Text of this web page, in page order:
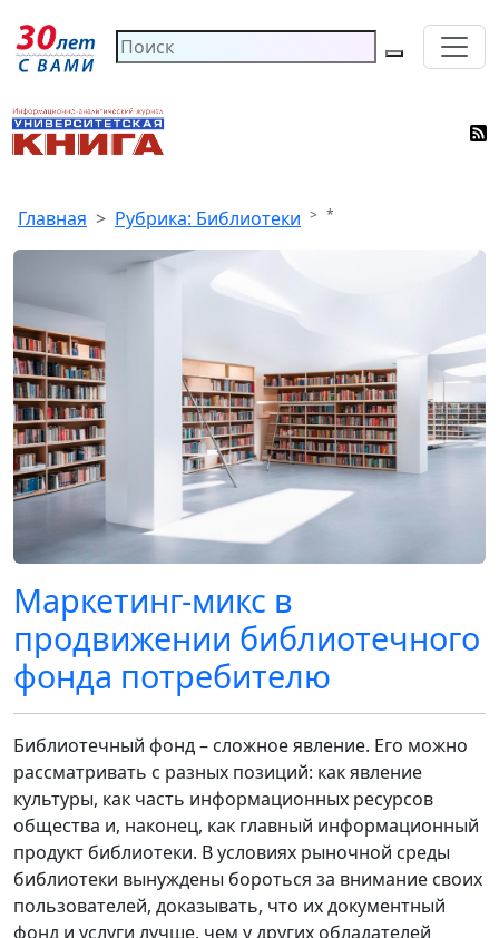
Главная Рубрика: Библиотеки *
Маркетинг-микс в
продвижении библиотечного
фонда потребителю
Библиотечный фонд – сложное явление. Его можно
рассматривать с разных позиций: как явление
культуры, как часть информационных ресурсов
общества и, наконец, как главный информационный
продукт библиотеки. В условиях рыночной среды
библиотеки вынуждены бороться за внимание своих
пользователей, доказывать, что их документный
фонд и услуги лучше, чем у других обладателей